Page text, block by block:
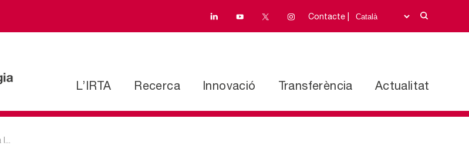
Contacte |
L’IRTA Recerca Innovació Transferència Actualitat